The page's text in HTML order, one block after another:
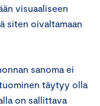
visuaaliseen
siten oivaltamaan
sanoma ei
täytyy olla
on sallittava